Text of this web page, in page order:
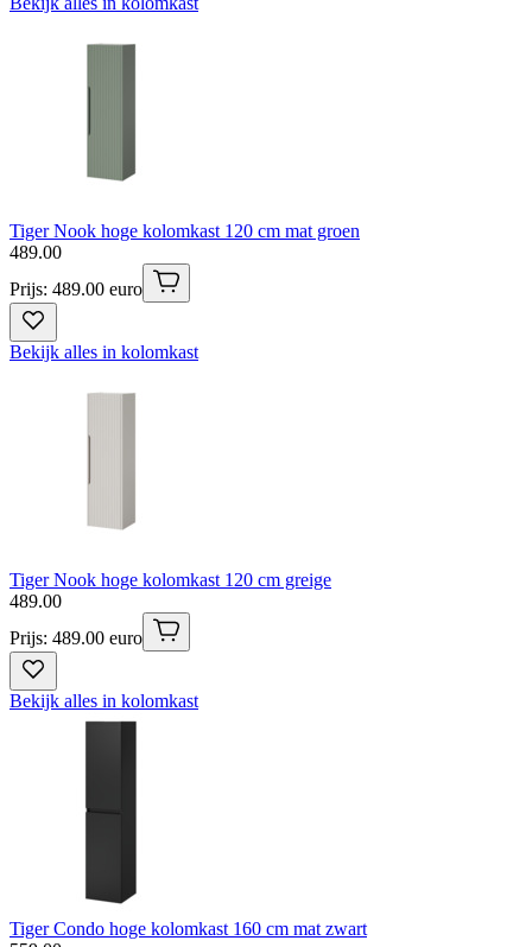
Tiger Nook hoge kolomkast 120 cm mat groen
489.00
Prijs: 489.00 euro
Bekijk alles in kolomkast
Tiger Nook hoge kolomkast 120 cm greige
489.00
Prijs: 489.00 euro
Bekijk alles in kolomkast
Tiger Condo hoge kolomkast 160 cm mat zwart